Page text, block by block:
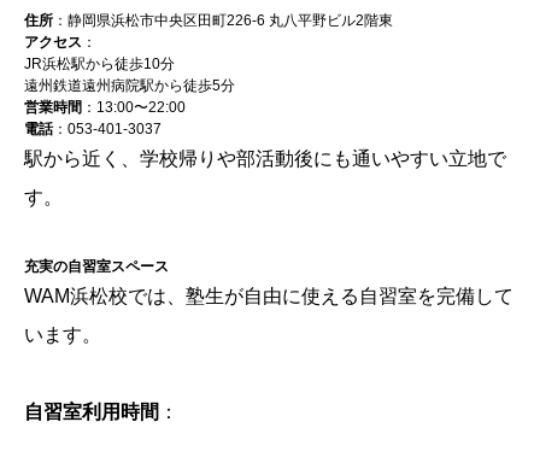
住所 ：静岡県浜松市中央区田町226-6 丸八平野ビル2階東
アクセス ：
JR浜松駅から徒歩10分
遠州鉄道遠州病院駅から徒歩5分
営業時間 ：13:00〜22:00
電話：053-401-3037
駅から近く、学校帰りや部活動後にも通いやすい立地で
す。
充実の自習室スペース
WAM浜松校では、塾生が自由に使える自習室を完備して
います。
自習室利用時間 ：